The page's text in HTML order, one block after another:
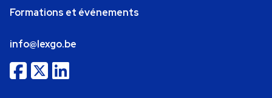
Formations et événements
info@lexgo.be